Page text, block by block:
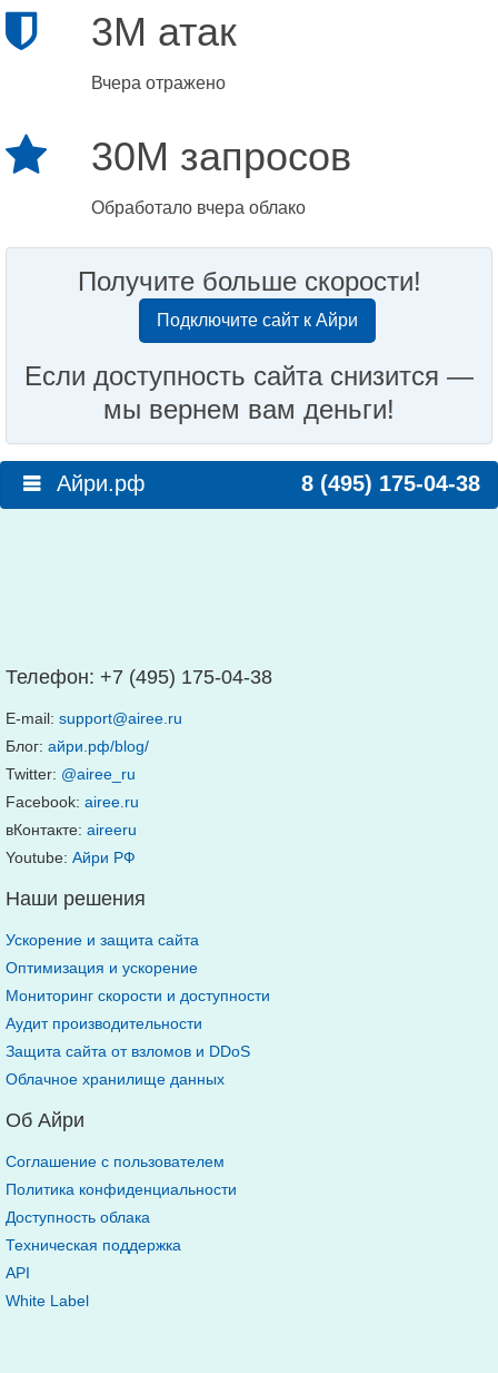
3M атак
Вчера отражено
30M запросов
Обработало вчера облако
Получите больше скорости!
Подключите сайт к Айри
Если доступность сайта снизится —
мы вернем вам деньги!
Айри.рф 8 (495) 175-04-38
Телефон: +7 (495) 175-04-38
E-mail: support@airee.ru
Блог: айри.рф/blog/
Twitter: @airee_ru
Facebook: airee.ru
вКонтакте: aireeru
Youtube: Айри РФ
Наши решения
Ускорение и защита сайта
Оптимизация и ускорение
Мониторинг скорости и доступности
Аудит производительности
Защита сайта от взломов и DDoS
Облачное хранилище данных
Об Айри
Соглашение с пользователем
Политика конфиденциальности
Доступность облака
Техническая поддержка
API
White Label